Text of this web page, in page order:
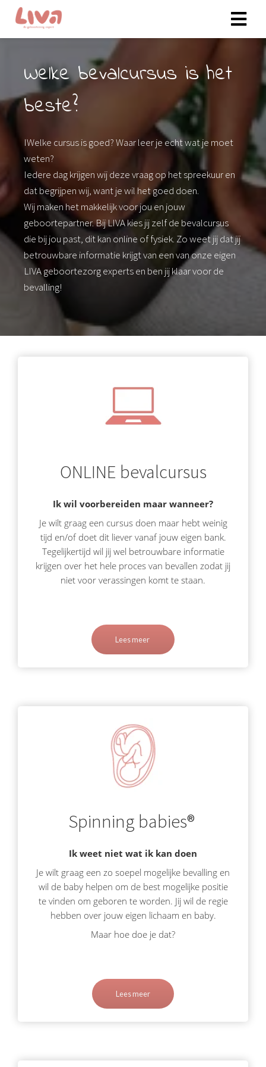
Welke bevalcursus is het
beste?
IWelke cursus is goed? Waar leer je echt wat je moet
weten?
Iedere dag krijgen wij deze vraag op het spreekuur en
dat begrijpen wij, want je wil het goed doen.
Wij maken het makkelijk voor jou en jouw
geboortepartner. Bij LIVA kies jij zelf de bevalcursus
die bij jou past, dit kan online of fysiek. Zo weet jij dat jij
betrouwbare informatie krijgt van een van onze eigen
LIVA geboortezorg experts en ben jij klaar voor de
bevalling!
ONLINE bevalcursus
Ik wil voorbereiden maar wanneer?
Je wilt graag een cursus doen maar hebt weinig
tijd en/of doet dit liever vanaf jouw eigen bank.
Tegelijkertijd wil jij wel betrouwbare informatie
krijgen over het hele proces van bevallen zodat jij
niet voor verassingen komt te staan.
Lees meer
Spinning babies®
Ik weet niet wat ik kan doen
Je wilt graag een zo soepel mogelijke bevalling en
wil de baby helpen om de best mogelijke positie
te vinden om geboren te worden. Jij wil de regie
hebben over jouw eigen lichaam en baby.
Maar hoe doe je dat?
Lees meer